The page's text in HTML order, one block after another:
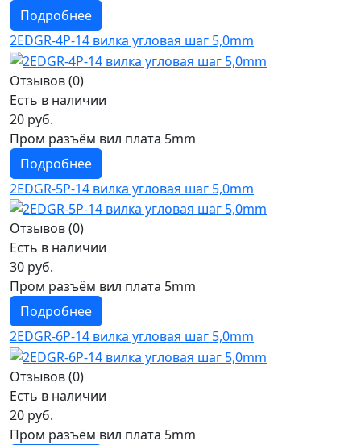
Подробнее
2EDGR-4P-14 вилка угловая шаг 5,0mm
Отзывов (0)
Есть в наличии
20 руб.
Пром разъём вил плата 5mm
Подробнее
2EDGR-5P-14 вилка угловая шаг 5,0mm
Отзывов (0)
Есть в наличии
30 руб.
Пром разъём вил плата 5mm
Подробнее
2EDGR-6P-14 вилка угловая шаг 5,0mm
Отзывов (0)
Есть в наличии
20 руб.
Пром разъём вил плата 5mm